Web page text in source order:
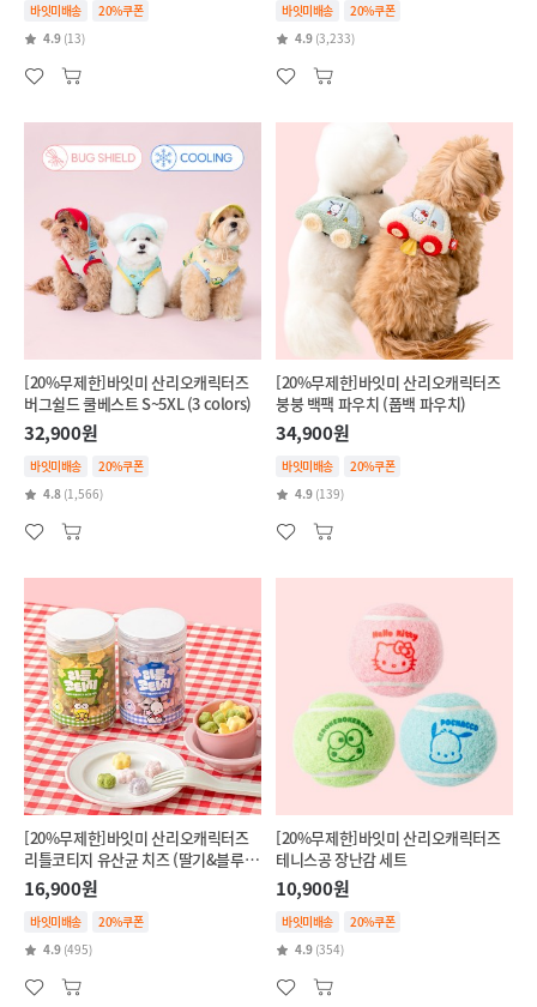
바잇미배송
20%쿠폰
4.9 (13)
바잇미배송
20%쿠폰
4.9 (3,233)
[20%무제한]바잇미 산리오캐릭터즈
버그쉴드 쿨베스트 S~5XL (3 colors)
32,900원
바잇미배송
20%쿠폰
4.8 (1,566)
[20%무제한]바잇미 산리오캐릭터즈
붕붕 백팩 파우치 (풉백 파우치)
34,900원
바잇미배송
20%쿠폰
4.9 (139)
[20%무제한]바잇미 산리오캐릭터즈
리틀코티지 유산균 치즈 (딸기&블루베
리/단호박&브로콜리)
16,900원
바잇미배송
20%쿠폰
4.9 (495)
[20%무제한]바잇미 산리오캐릭터즈
테니스공 장난감 세트
10,900원
바잇미배송
20%쿠폰
4.9 (354)